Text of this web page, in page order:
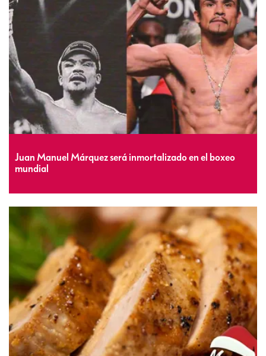
Juan Manuel Márquez será inmortalizado en el boxeo
mundial